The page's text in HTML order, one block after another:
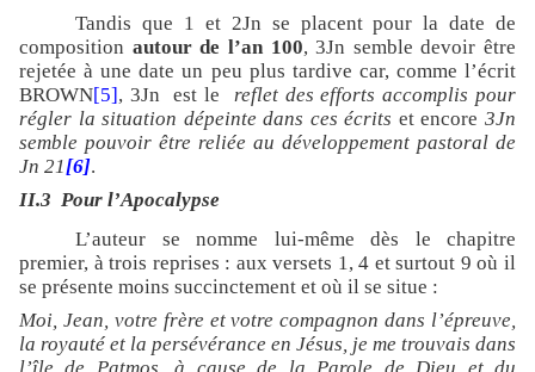
Tandis que 1 et 2Jn se placent pour la date de
composition autour de l’an 100, 3Jn semble devoir être
rejetée à une date un peu plus tardive car, comme l’écrit
BROWN[5], 3Jn est le reflet des efforts accomplis pour
régler la situation dépeinte dans ces écrits et encore3Jn
semble pouvoir être reliée au développement pastoral de
Jn 21[6].
II.3 Pour l’Apocalypse
L’auteur se nomme lui-même dès le chapitre
premier, à trois reprises : aux versets 1, 4 et surtout 9 où il
se présente moins succinctement et où il se situe :
Moi, Jean, votre frère et votre compagnon dans l’épreuve,
la royauté et la persévérance en Jésus, je me trouvais dans